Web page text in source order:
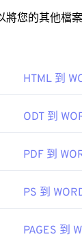
將您的其他檔
HTML 到
ODT 到
PDF 到
PS 到
PAGES 到